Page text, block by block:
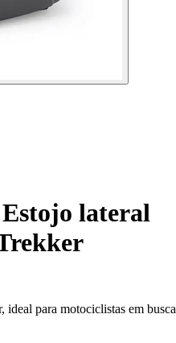
Estojo lateral
para motociclistas em busca